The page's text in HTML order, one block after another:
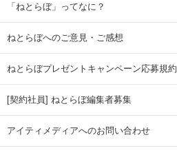
「ねとらぼ」ってなに？
ねとらぼへのご意見・ご感想
ねとらぼプレゼントキャンペーン応募規約
[契約社員] ねとらぼ編集者募集
アイティメディアへのお問い合わせ